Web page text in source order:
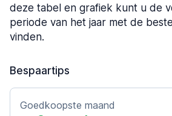
deze tabel en grafiek kunt u de
periode van het jaar met de
vinden.
Bespaartips
Goedkoopste maand